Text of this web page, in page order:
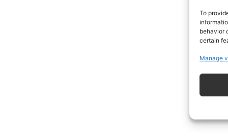
To
behavior
certain
Manage